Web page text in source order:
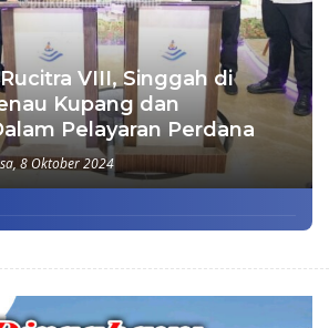
VIII, Singgah di
Kupang dan
Pelayaran Perdana
8 Oktober 2024